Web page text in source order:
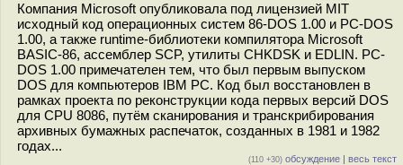
Компания Microsoft опубликовала под лицензией MIT
исходный код операционных систем 86-DOS 1.00 и PC-DOS
1.00, а также runtime-библиотеки компилятора Microsoft
BASIC-86, ассемблер SCP, утилиты CHKDSK и EDLIN. PC-
DOS 1.00 примечателен тем, что был первым выпуском
DOS для компьютеров IBM PC. Код был восстановлен в
рамках проекта по реконструкции кода первых версий DOS
для CPU 8086, путём сканирования и транскрибирования
архивных бумажных распечаток, созданных в 1981 и 1982
годах...
(110 +30) обсуждение | весь текст